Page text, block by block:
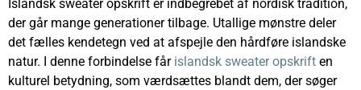
Islandsk sweater opskrift er indbegrebet af nordisk tradition,
der går mange generationer tilbage. Utallige mønstre deler
det fælles kendetegn ved at afspejle den hårdføre islandske
natur. I denne forbindelse får islandsk sweater opskrift en
kulturel betydning, som værdsættes blandt dem, der søger